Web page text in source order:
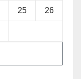
25 26